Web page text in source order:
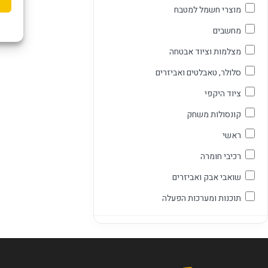
מוצרי חשמל למטבח
מחשבים
מצלמות וציוד אבטחה
סלולר, טאבלטים ואביזרים
ציוד היקפי
קונסולות משחק
ראשי
רכיבי חומרה
שואבי אבק ואביזרים
תוכנות ומערכות הפעלה